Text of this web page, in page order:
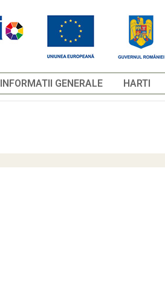
INFORMATII GENERALE HARTI